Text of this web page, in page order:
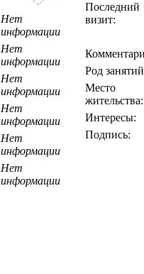
Последний
визит:
Род
Место
жительства:
Интересы:
Подпись:
Нет
информации
Нет
информации
Нет
информации
Нет
информации
Нет
информации
Нет
информации